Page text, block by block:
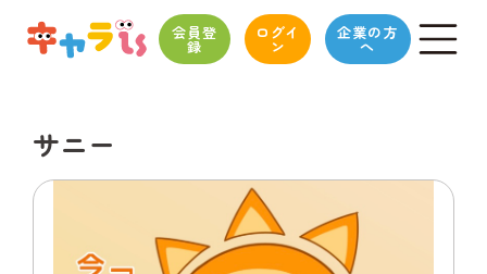
会員登
録
ログイ
ン
企業の方
へ
サニー